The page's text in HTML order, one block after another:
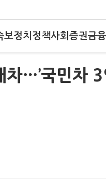
보정치 정책사회 증권금융
…’국민차 3